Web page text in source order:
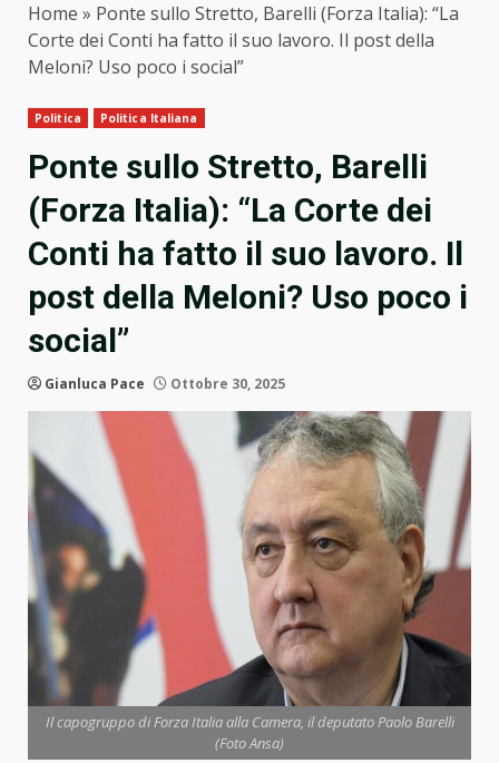
Home » Ponte sullo Stretto, Barelli (Forza Italia): “La
Corte dei Conti ha fatto il suo lavoro. Il post della
Meloni? Uso poco i social”
Politica Politica Italiana
Ponte sullo Stretto, Barelli
(Forza Italia): “La Corte dei
Conti ha fatto il suo lavoro. Il
post della Meloni? Uso poco i
social”
Gianluca Pace Ottobre 30, 2025
Il capogruppo di Forza Italia alla Camera, il deputato Paolo Barelli
(Foto Ansa)